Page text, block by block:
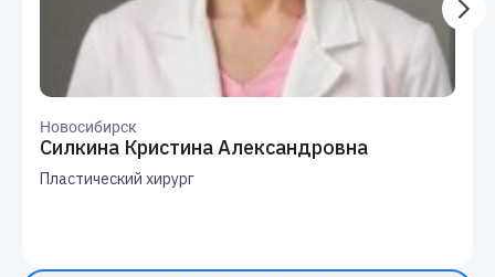
Новосибирск
Силкина Кристина Александровна
Пластический хирург